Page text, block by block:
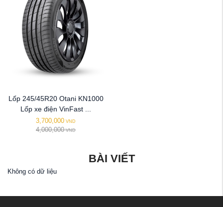
Lốp 245/45R20 Otani KN1000
Lốp xe điện VinFast ...
3,700,000 VND
4,000,000 VND
BÀI VIẾT
Không có dữ liệu